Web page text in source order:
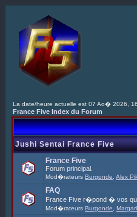
La date/heure actuelle est 07 Ao� 2026,
France Five Index du Forum
Jushi Sentai France Five
France Five
Forum principal.
Mod�rateurs Burgonde Alex
FAQ
France Five r�pond � vos
Mod�rateurs Burgonde